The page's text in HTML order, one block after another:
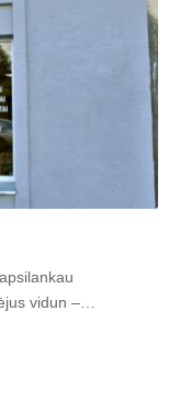
vidun –…